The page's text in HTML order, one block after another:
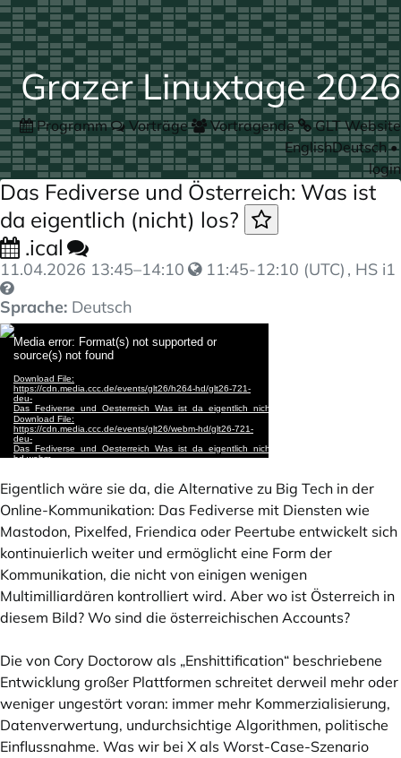
Grazer Linuxtage 2026
Programm Vorträge Vortragende
GLT Website
EnglishDeutsch•
login
Das Fediverse und Österreich: Was ist
da eigentlich (nicht) los?
.ical
11.04.2026 13:45–14:10 11:45-12:10 (UTC) , HS i1
Sprache: Deutsch
Eigentlich wäre sie da, die Alternative zu Big Tech in der
Online-Kommunikation: Das Fediverse mit Diensten wie
Mastodon, Pixelfed, Friendica oder Peertube entwickelt sich
kontinuierlich weiter und ermöglicht eine Form der
Kommunikation, die nicht von einigen wenigen
Multimilliardären kontrolliert wird. Aber wo ist Österreich in
diesem Bild? Wo sind die österreichischen Accounts?
Die von Cory Doctorow als „Enshittification“ beschriebene
Entwicklung großer Plattformen schreitet derweil mehr oder
weniger ungestört voran: immer mehr Kommerzialisierung,
Datenverwertung, undurchsichtige Algorithmen, politische
Einflussnahme. Was wir bei X als Worst-Case-Szenario